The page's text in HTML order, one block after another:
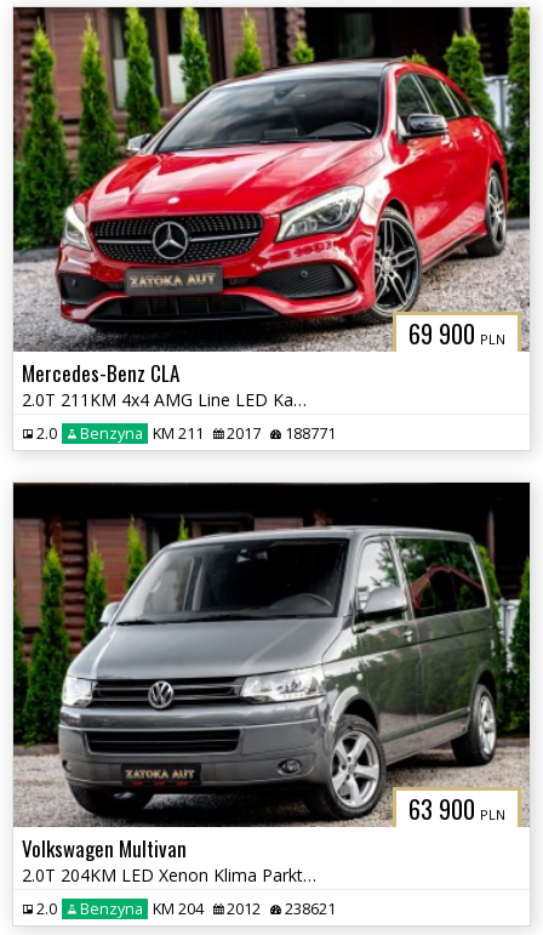
69 900 PLN
Mercedes-Benz CLA
2.0T 211KM 4x4 AMG Line LED Kamera Navi H&K Grzane Fot Alcantara
2.0 Benzyna KM 211 2017 188771
63 900 PLN
Volkswagen Multivan
2.0T 204KM LED Xenon Klima Parktornic Martwe Pole Nawiewy 7 osób
2.0 Benzyna KM 204 2012 238621